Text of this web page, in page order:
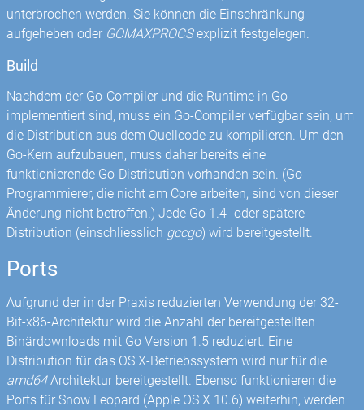
unterbrochen werden. Sie können die Einschränkung
aufgeheben oder GOMAXPROCSexplizit festgelegen.
Build
Nachdem der Go-Compiler und die Runtime in Go
implementiert sind, muss ein Go-Compiler verfügbar sein, um
die Distribution aus dem Quellcode zu kompilieren. Um den
Go-Kern aufzubauen, muss daher bereits eine
funktionierende Go-Distribution vorhanden sein. (Go-
Programmierer, die nicht am Core arbeiten, sind von dieser
Änderung nicht betroffen.) Jede Go 1.4- oder spätere
Distribution (einschliesslich gccgo) wird bereitgestellt.
Ports
Aufgrund der in der Praxis reduzierten Verwendung der 32-
Bit-x86-Architektur wird die Anzahl der bereitgestellten
Binärdownloads mit Go Version 1.5 reduziert. Eine
Distribution für das OS X-Betriebssystem wird nur für die
amd64Architektur bereitgestellt. Ebenso funktionieren die
Ports für Snow Leopard (Apple OS X 10.6) weiterhin, werden